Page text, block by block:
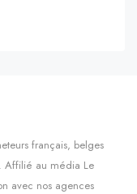
français, belges
Affilié au média Le
avec nos agences